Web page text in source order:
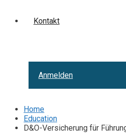
Kontakt
Anmelden
Home
Education
D&O-Versicherung für